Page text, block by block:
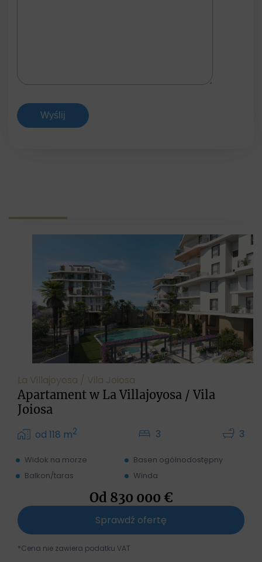
La Villajoyosa / Vila Joiosa
Apartament w La Villajoyosa / Vila
Joiosa
od 118 m2 3 3
Widok na morze
Basen ogólnodostępny
Balkon/taras
Winda
Od 830 000 €
Sprawdź ofertę
*Cena nie zawiera podatku VAT